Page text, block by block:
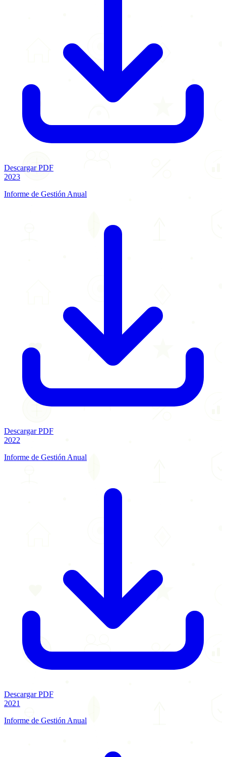
Descargar PDF
2023
Informe de Gestión Anual
Descargar PDF
2022
Informe de Gestión Anual
Descargar PDF
2021
Informe de Gestión Anual